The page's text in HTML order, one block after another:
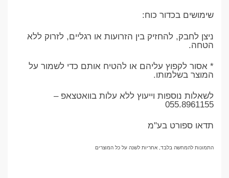
שימושים בכדור כוח:
ניצן לחבק, להחזיק בין הזרועות או רגליים, לזרוק ללא
הטחה.
* אסור לקפוץ עליהם או להטיח אותם כדי לשמור על
המוצר בשלמותו.
לשאלות נוספות וייעוץ ללא עלות בוואטצאפ –
055.8961155
תדאו ספורט בע"מ
התמונות להמחשה בלבד, אחריות לשנה על כל המוצרים